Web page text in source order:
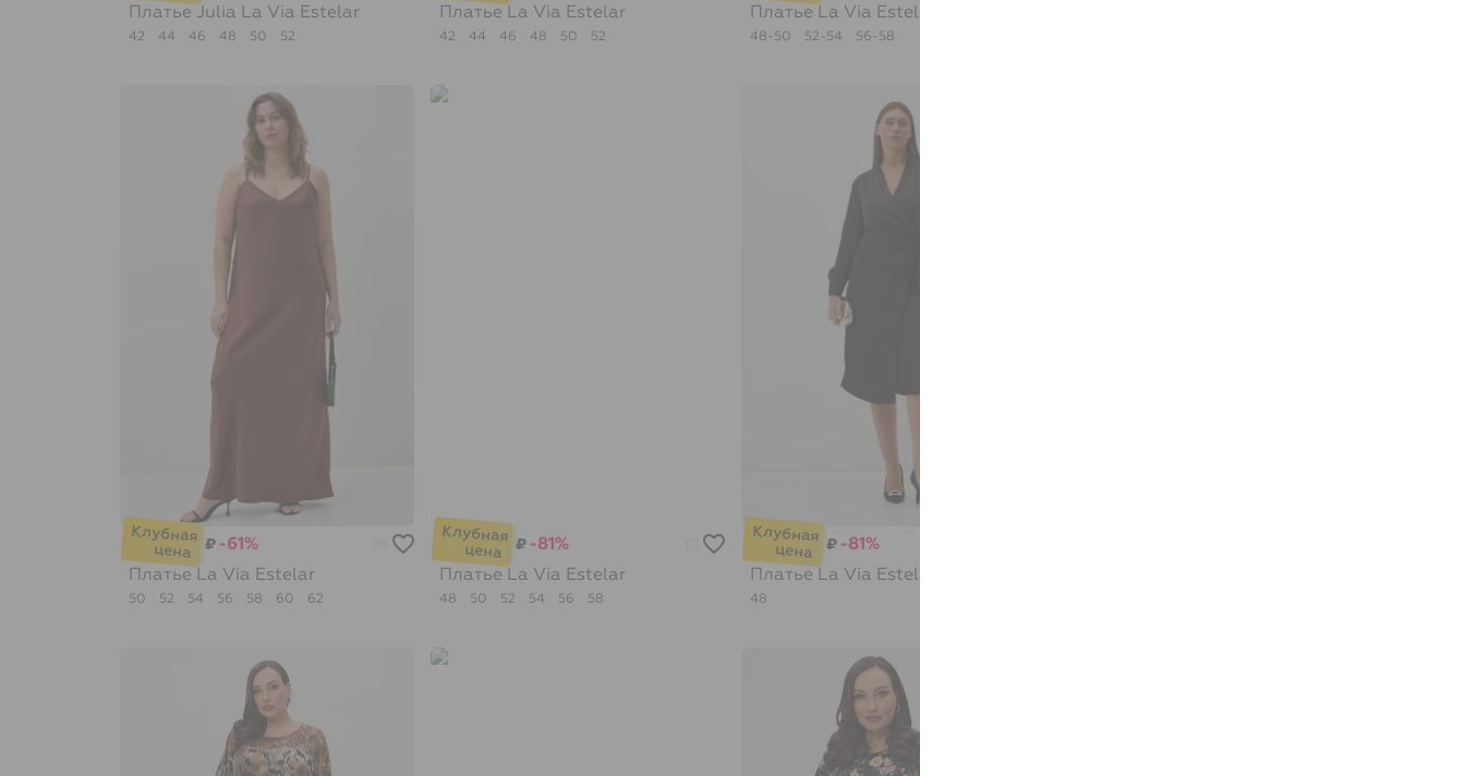
Платье Julia La Via Estelar
42 44 46 48 50 52
ПлатьеLa Via Estelar
42 44 46 48 50 52
ПлатьеLa Via Estelar
48-50 52-54 56-58
₽ -61%
ПлатьеLa Via Estelar
50 52 54 56 58 60 62
₽ -81%
ПлатьеLa Via Estelar
48 50 52 54 56 58
₽ -81%
ПлатьеLa Via Estelar
48